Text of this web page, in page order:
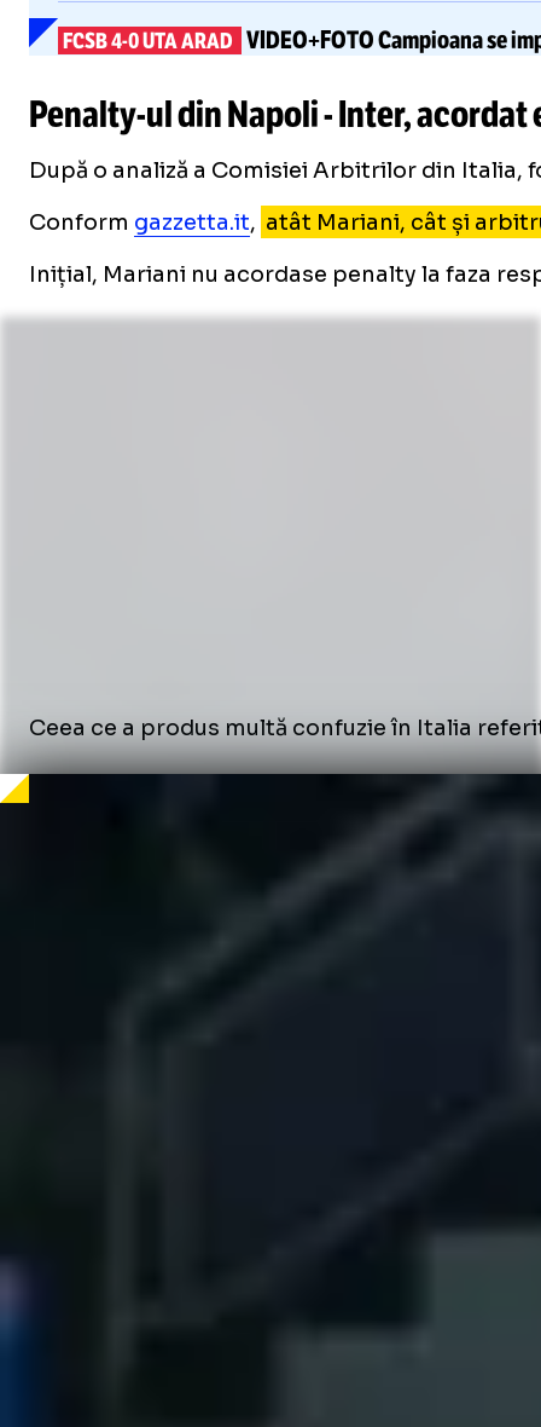
FCSB4-0UTA ARAD VIDEO+FOTOCampioanase
Penalty-uldin Napoli - Inter, acordat
După o analiză a Comisiei Arbitrilor din Italia,
Conform gazzetta.it, atât Mariani, cât și
Inițial, Mariani nu acordase penalty la faza
Ceea ce a produs multă confuzie în Italia